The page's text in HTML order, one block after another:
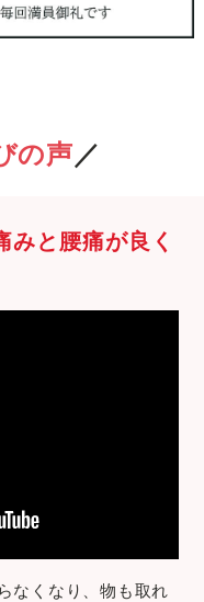
の声／
と腰痛が良く
なくなり、物も取れ